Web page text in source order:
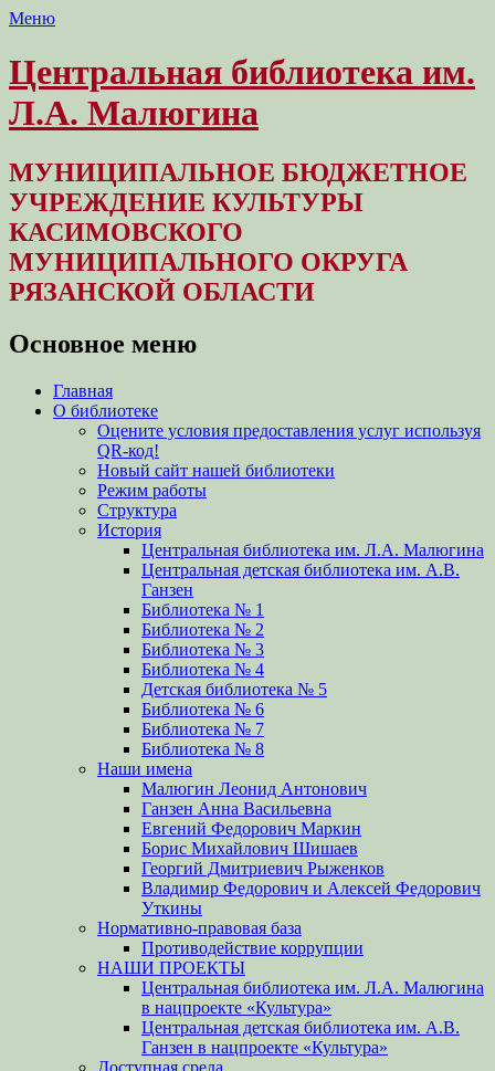
Меню
Центральная библиотека им.
Л.А. Малюгина
МУНИЦИПАЛЬНОЕ БЮДЖЕТНОЕ
УЧРЕЖДЕНИЕ КУЛЬТУРЫ
КАСИМОВСКОГО
МУНИЦИПАЛЬНОГО ОКРУГА
РЯЗАНСКОЙ ОБЛАСТИ
Основное меню
Перейти
содержимому
Главная
О библиотеке
Оцените условия предоставления услуг используя
QR-код!
Новый сайт нашей библиотеки
Режим работы
Структура
История
Центральная библиотека им. Л.А. Малюгина
Центральная детская библиотека им. А.В.
Ганзен
Библиотека № 1
Библиотека № 2
Библиотека № 3
Библиотека № 4
Детская библиотека № 5
Библиотека № 6
Библиотека № 7
Библиотека № 8
Наши имена
Малюгин Леонид Антонович
Ганзен Анна Васильевна
Евгений Федорович Маркин
Борис Михайлович Шишаев
Георгий Дмитриевич Рыженков
Владимир Федорович и Алексей Федорович
Уткины
Нормативно-правовая база
Противодействие коррупции
НАШИ ПРОЕКТЫ
Центральная библиотека им. Л.А. Малюгина
в нацпроекте «Культура»
Центральная детская библиотека им. А.В.
Ганзен в нацпроекте «Культура»
Доступная среда